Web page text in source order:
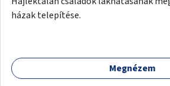
házak telepítése.
Megnézem